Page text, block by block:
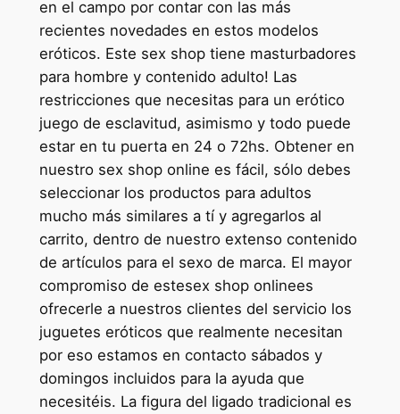
en el campo por contar con las más
recientes novedades en estos modelos
eróticos. Este sex shop tiene masturbadores
para hombre y contenido adulto! Las
restricciones que necesitas para un erótico
juego de esclavitud, asimismo y todo puede
estar en tu puerta en 24 o 72hs. Obtener en
nuestro sex shop online es fácil, sólo debes
seleccionar los productos para adultos
mucho más similares a tí y agregarlos al
carrito, dentro de nuestro extenso contenido
de artículos para el sexo de marca. El mayor
compromiso de estesex shop onlinees
ofrecerle a nuestros clientes del servicio los
juguetes eróticos que realmente necesitan
por eso estamos en contacto sábados y
domingos incluidos para la ayuda que
necesitéis. La figura del ligado tradicional es